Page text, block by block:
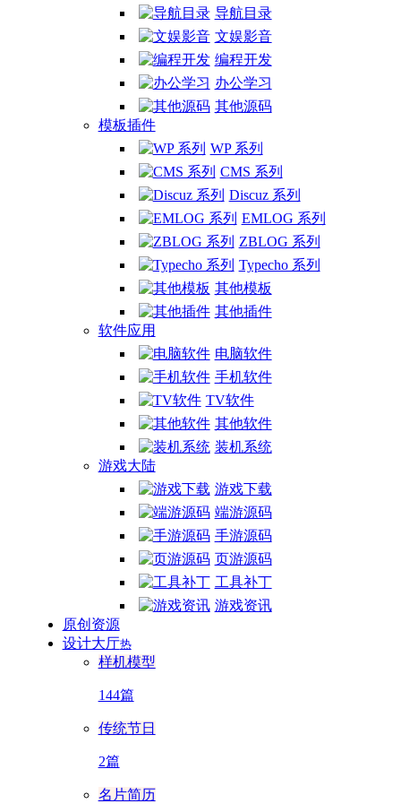
导航目录
文娱影音
编程开发
办公学习
其他源码
模板插件
WP 系列
CMS 系列
Discuz 系列
EMLOG 系列
ZBLOG 系列
Typecho 系列
其他模板
其他插件
软件应用
电脑软件
手机软件
TV软件
其他软件
装机系统
游戏大陆
游戏下载
端游源码
手游源码
页游源码
工具补丁
游戏资讯
原创资源
设计大厅热
样机模型
144篇
传统节日
2篇
名片简历